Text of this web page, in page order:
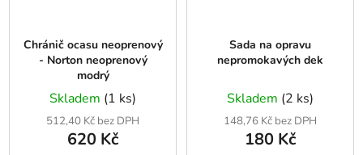
Chránič ocasu neoprenový
- Norton neoprenový
modrý
Skladem (1 ks)
512,40 Kč bez DPH
620 Kč
Sada na opravu
nepromokavých dek
Skladem (2 ks)
148,76 Kč bez DPH
180 Kč